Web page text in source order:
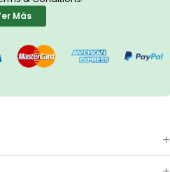
Más